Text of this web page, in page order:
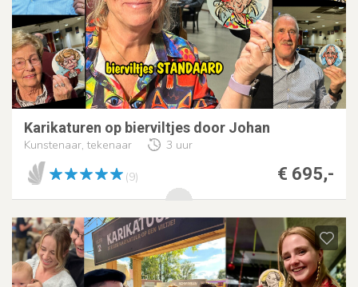
Karikaturen op bierviltjes door Johan
Kunstenaar, tekenaar 3 uur
€ 695,-
(9)